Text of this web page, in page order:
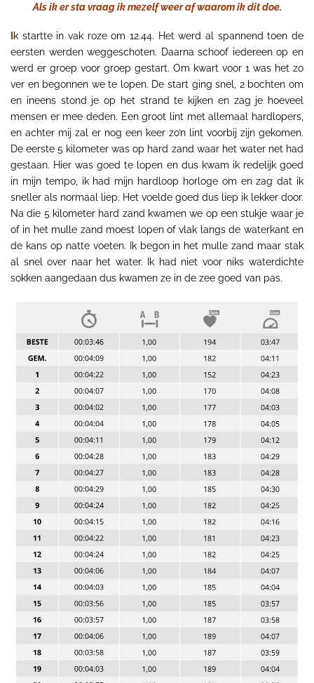
Als ik er sta vraag ik mezelf weer af waarom ik dit doe.
k startte in vak roze om 12.44. Het werd al spannend toen de
eersten werden weggeschoten. Daarna schoof iedereen op en
werd er groep voor groep gestart. Om kwart voor 1 was het zo
ver en begonnen we te lopen. De start ging snel, 2 bochten om
en ineens stond je op het strand te kijken en zag je hoeveel
mensen er mee deden. Een groot lint met allemaal hardlopers,
en achter mij zal er nog een keer zo’n lint voorbij zijn gekomen.
De eerste 5 kilometer was op hard zand waar het water net had
gestaan. Hier was goed te lopen en dus kwam ik redelijk goed
in mijn tempo, ik had mijn hardloop horloge om en zag dat ik
sneller als normaal liep. Het voelde goed dus liep ik lekker door.
Na die 5 kilometer hard zand kwamen we op een stukje waar je
of in het mulle zand moest lopen of vlak langs de waterkant en
de kans op natte voeten. Ik begon in het mulle zand maar stak
al snel over naar het water. Ik had niet voor niks waterdichte
sokken aangedaan dus kwamen ze in de zee goed van pas.